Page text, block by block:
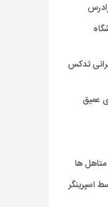
تدکس
عمیق
ها
کتاب توسط اسپرینگر